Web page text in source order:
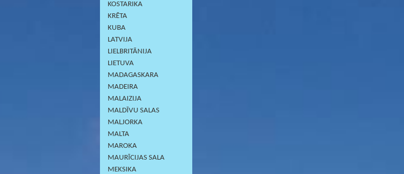
KOSTARIKA
KRĒTA
KUBA
LATVIJA
LIELBRITĀNIJA
LIETUVA
MADAGASKARA
MADEIRA
MALAIZIJA
MALDĪVU SALAS
MALJORKA
MALTA
MAROKA
MAURĪCIJAS SALA
MEKSIKA